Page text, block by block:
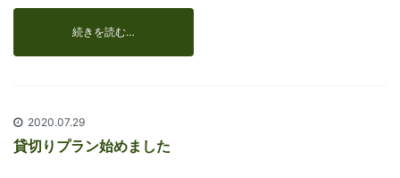
続きを読む…
2020.07.29
貸切りプラン始めました